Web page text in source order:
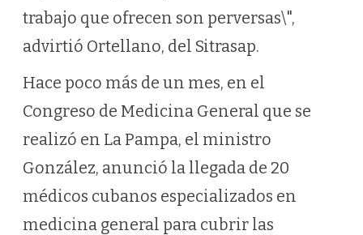
trabajo que ofrecen son perversas\",
advirtió Ortellano, del Sitrasap.
Hace poco más de un mes, en el
Congreso de Medicina General que se
realizó en La Pampa, el ministro
González, anunció la llegada de 20
médicos cubanos especializados en
medicina general para cubrir las